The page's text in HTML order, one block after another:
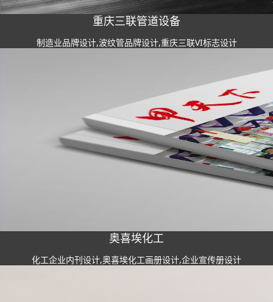
重庆三联管道设备
制造业品牌设计,波纹管品牌设计,重庆三联VI标志设计
奥喜埃化工
化工企业内刊设计,奥喜埃化工画册设计,企业宣传册设计